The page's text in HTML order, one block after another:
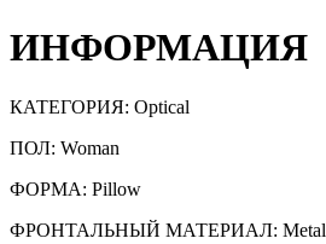
ИНФОРМАЦИЯ
КАТЕГОРИЯ: Optical
ПОЛ: Woman
ФОРМА: Pillow
ФРОНТАЛЬНЫЙ МАТЕРИАЛ: Metal